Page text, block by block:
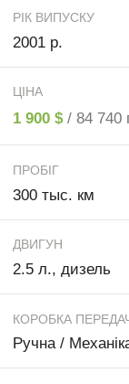
РІК ВИПУСКУ
2001 р.
ЦІНА
1 900 $ / 84 740
ПРОБІГ
300 тыс. км
ДВИГУН
2.5 л., дизель
КОРОБКА
Ручна /